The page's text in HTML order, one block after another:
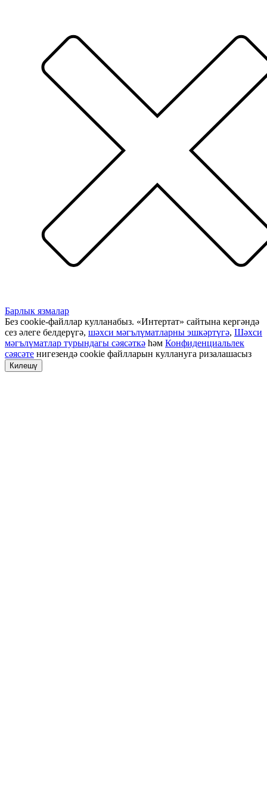
Барлык язмалар
Без cookie-файллар кулланабыз. «Интертат» сайтына кергәндә
сез әлеге белдерүгә, шәхси мәгълүматларны эшкәртүгә, Шәхси
мәгълүматлар турындагы сәясәткә һәм Конфиденциальлек
сәясәте нигезендә cookie файлларын куллануга ризалашасыз
Килешү